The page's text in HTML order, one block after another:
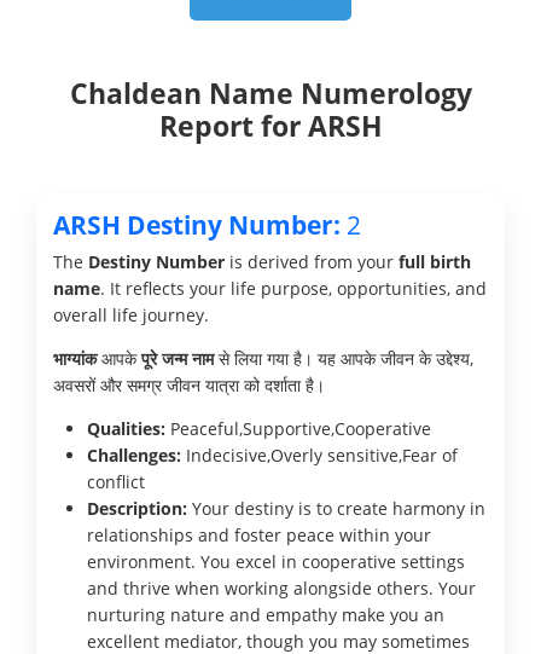
Chaldean Name Numerology
Report for ARSH
ARSH Destiny Number: 2
The Destiny Number is derived from your full birth
name. It reflects your life purpose, opportunities, and
overall life journey.
भाग्यांकआपकेपूरे जन्म नामसे लिया गया है। यह आपके जीवन के उद्देश्य,
अवसरों और समग्र जीवन यात्रा को दर्शाता है।
Qualities: Peaceful,Supportive,Cooperative
Challenges: Indecisive,Overly sensitive,Fear of
conflict
Description: Your destiny is to create harmony in
relationships and foster peace within your
environment. You excel in cooperative settings
and thrive when working alongside others. Your
nurturing nature and empathy make you an
excellent mediator, though you may sometimes